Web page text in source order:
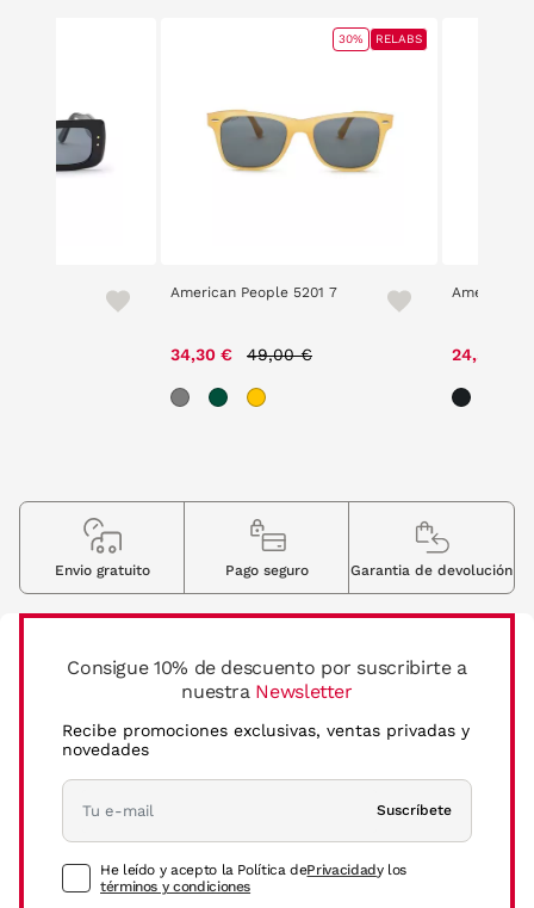
American People 5201 7
34,30 € 49,00 €
30% RELABS
American
24,50 €
Consigue 10% de descuento por suscribirte a
nuestra Newsletter
Recibe promociones exclusivas, ventas privadas y
novedades
Suscríbete
He leído y acepto la Política dePrivacidady los
términos y condiciones
Envio gratuito Pago seguro Garantia de devolución